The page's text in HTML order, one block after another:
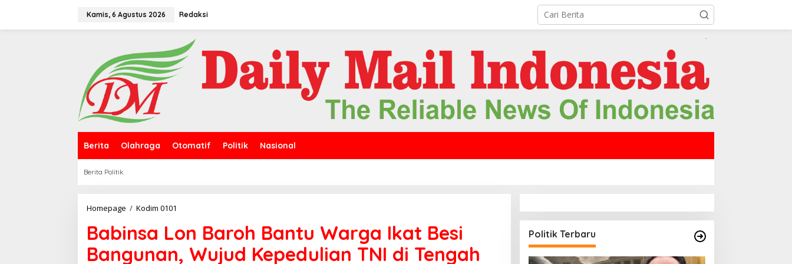
Kamis, 6 Agustus 2026 Redaksi
Berita Olahraga Otomatif Politik Nasional
Berita Politik
Homepage / Kodim 0101
b
i
n
s
Babinsa Lon Baroh Bantu Warga Ikat Besi
Bangunan, Wujud Kepedulian TNI di Tengah
Politik Terbaru